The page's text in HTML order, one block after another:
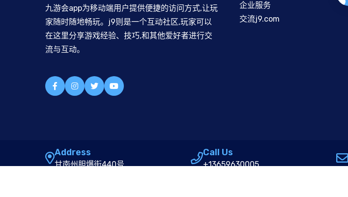
九游会app为移动端用户提供便捷的访问方式,让玩
家随时随地畅玩。j9则是一个互动社区,玩家可以
在这里分享游戏经验、技巧,和其他爱好者进行交
流与互动。
企业服务
交流j9.com
Address
甘南州胆爆街440号
Call Us
+13659630005